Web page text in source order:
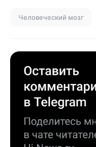
Человеческий мозг